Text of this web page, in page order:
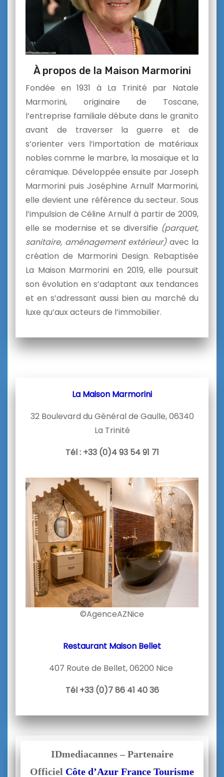
À propos de la Maison Marmorini
Fondée en 1931 à La Trinité par Natale
Marmorini, originaire de Toscane,
l’entreprise familiale débute dans le granito
avant de traverser la guerre et de
s’orienter vers l’importation de matériaux
nobles comme le marbre, la mosaïque et la
céramique. Développée ensuite par Joseph
Marmorini puis Joséphine Arnulf Marmorini,
elle devient une référence du secteur. Sous
l’impulsion de Céline Arnulf à partir de 2009,
elle se modernise et se diversifie (parquet,
sanitaire, aménagement extérieur)avec la
création de Marmorini Design. Rebaptisée
La Maison Marmorini en 2019, elle poursuit
son évolution en s’adaptant aux tendances
et en s’adressant aussi bien au marché du
luxe qu’aux acteurs de l’immobilier.
La Maison Marmorini
32 Boulevard du Général de Gaulle, 06340
La Trinité
Tél : +33 (0)4 93 54 91 71
©AgenceAZNice
Restaurant Maison Bellet
407 Route de Bellet, 06200 Nice
Tél +33 (0)7 86 41 40 36
IDmediacannes – Partenaire
Officiel Côte d’Azur France Tourisme